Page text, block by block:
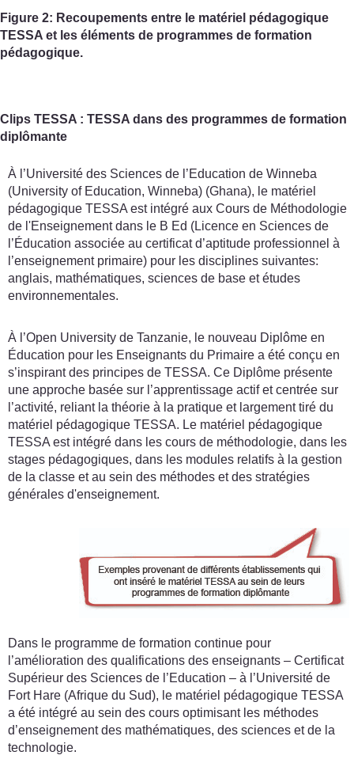
Figure 2: Recoupements entre le matériel pédagogique
TESSA et les éléments de programmes de formation
pédagogique.
Clips TESSA : TESSA dans des programmes de formation
diplômante
À l’Université des Sciences de l’Education de Winneba
(University of Education, Winneba) (Ghana), le matériel
pédagogique TESSA est intégré aux Cours de Méthodologie
de l'Enseignement dans le B Ed (Licence en Sciences de
l’Éducation associée au certificat d’aptitude professionnel à
l’enseignement primaire) pour les disciplines suivantes:
anglais, mathématiques, sciences de base et études
environnementales.
À l’Open University de Tanzanie, le nouveau Diplôme en
Éducation pour les Enseignants du Primaire a été conçu en
s’inspirant des principes de TESSA. Ce Diplôme présente
une approche basée sur l’apprentissage actif et centrée sur
l’activité, reliant la théorie à la pratique et largement tiré du
matériel pédagogique TESSA. Le matériel pédagogique
TESSA est intégré dans les cours de méthodologie, dans les
stages pédagogiques, dans les modules relatifs à la gestion
de la classe et au sein des méthodes et des stratégies
générales d'enseignement.
Dans le programme de formation continue pour
l’amélioration des qualifications des enseignants – Certificat
Supérieur des Sciences de l’Education – à l’Université de
Fort Hare (Afrique du Sud), le matériel pédagogique TESSA
a été intégré au sein des cours optimisant les méthodes
d’enseignement des mathématiques, des sciences et de la
technologie.